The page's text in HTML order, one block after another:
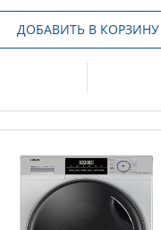
ДОБАВИТЬ В КОРЗИНУ